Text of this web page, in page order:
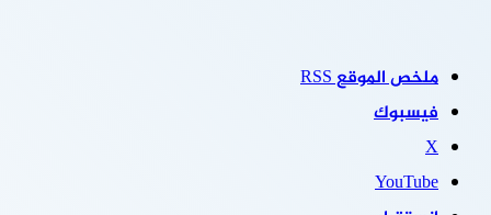
ملخص الموقع RSS
فيسبوك
‫X
‫YouTube